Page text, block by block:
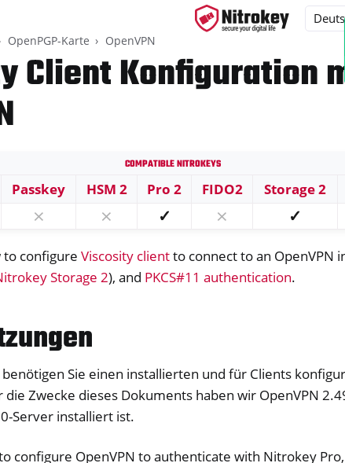
OpenPGP-Karte OpenVPN
Client Konfiguration
Compatible Nitrokeys
Passkey HSM 2 Pro 2 FIDO2 Storage 2
⨯ ⨯ ✓ ⨯ ✓
to configure Viscosity clientto connect to an OpenVPN
Storage 2), and PKCS#11 authentication.
Sie einen installierten und für Clients
die Zwecke dieses Dokuments haben wir OpenVPN
Server installiert ist.
configure OpenVPN to authenticate with Nitrokey